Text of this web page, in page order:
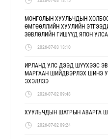
МОНГОЛЫН ХУУЛЬЧДЫН
ӨМГӨӨЛЛИЙН ХУУЛИЙН
ЗӨВЛӨЛИЙН ГИШҮҮД ЯПОН
2026-07-03 13:10
ИРЛАНД УЛС ДЭЭД ШҮҮХЭЭС
МАРГААН ШИЙДВЭРЛЭХ ШИНЭ
ЭХЭЛЛЭЭ
2026-07-02 09:48
ХУУЛЬЧДЫН ШАТРЫН АВАРГА
2026-07-02 09:24